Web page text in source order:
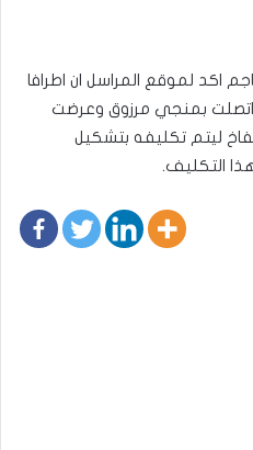
اكد لموقع المراسل ان اطرافا
اتصلت بمنجي مرزوق وعرضت
ليتم تكليفه بتشكيل
هذا التكليف.